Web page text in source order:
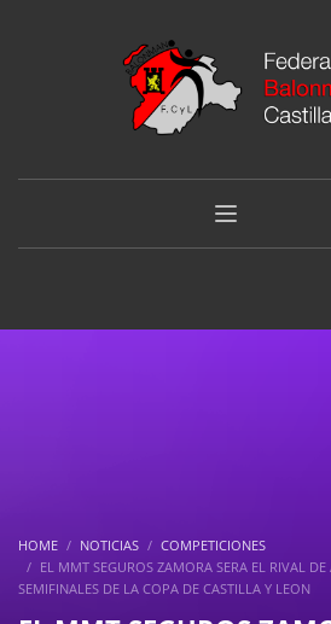
HOME NOTICIAS
COMPETICIONES
EL MMT SEGUROS ZAMORA SERA EL RIVAL
SEMIFINALES DE LA COPA DE CASTILLA Y LEON